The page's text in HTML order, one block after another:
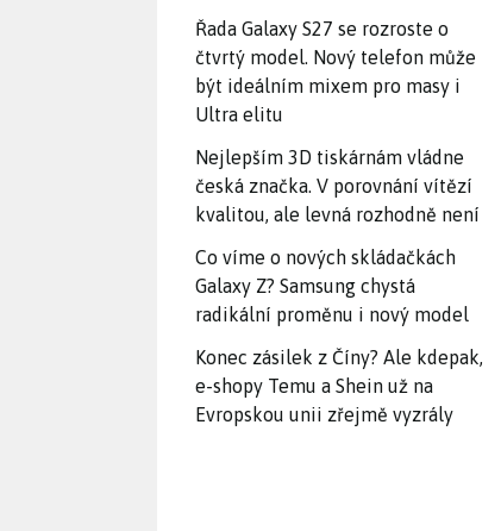
Řada Galaxy S27 se rozroste o
čtvrtý model. Nový telefon může
být ideálním mixem pro masy i
Ultra elitu
Nejlepším 3D tiskárnám vládne
česká značka. V porovnání vítězí
kvalitou, ale levná rozhodně není
Co víme o nových skládačkách
Galaxy Z? Samsung chystá
radikální proměnu i nový model
Konec zásilek z Číny? Ale kdepak,
e-shopy Temu a Shein už na
Evropskou unii zřejmě vyzrály